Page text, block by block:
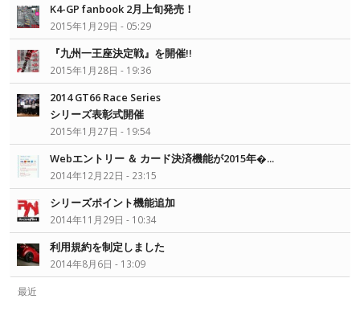
K4-GP fanbook 2月上旬発売！
2015年1月29日 - 05:29
『九州一王座決定戦』を開催!!
2015年1月28日 - 19:36
2014 GT66 Race Series
シリーズ表彰式開催
2015年1月27日 - 19:54
Webエントリー ＆ カード決済機能が2015年�...
2014年12月22日 - 23:15
シリーズポイント機能追加
2014年11月29日 - 10:34
利用規約を制定しました
2014年8月6日 - 13:09
最近